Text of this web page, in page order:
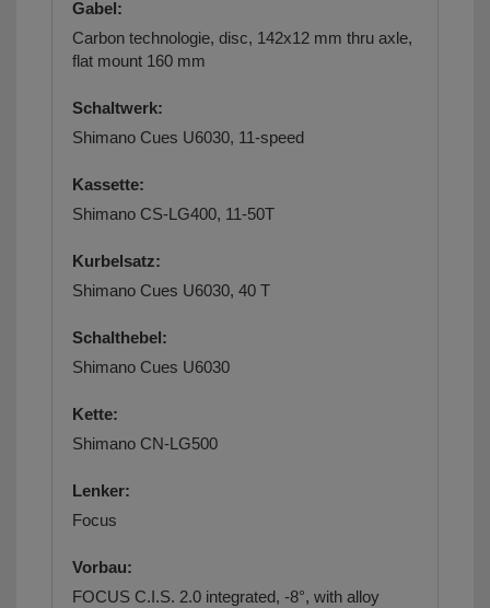
Gabel:
Carbon technologie, disc, 142x12 mm thru axle,
flat mount 160 mm
Schaltwerk:
Shimano Cues U6030, 11-speed
Kassette:
Shimano CS-LG400, 11-50T
Kurbelsatz:
Shimano Cues U6030, 40 T
Schalthebel:
Shimano Cues U6030
Kette:
Shimano CN-LG500
Lenker:
Focus
Vorbau:
FOCUS C.I.S. 2.0 integrated, -8°, with alloy